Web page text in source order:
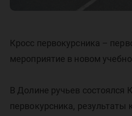
Кросс первокурсника –
мероприятие в новом
В Долине ручьев состоялся
первокурсника, результаты